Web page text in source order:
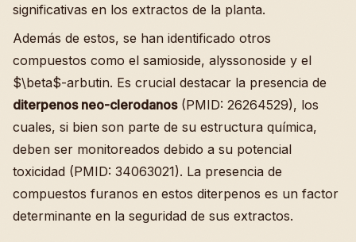
significativas en los extractos de la planta.
Además de estos, se han identificado otros
compuestos como el samioside, alyssonoside y el
$\beta$-arbutin. Es crucial destacar la presencia de
diterpenos neo-clerodanos(PMID: 26264529), los
cuales, si bien son parte de su estructura química,
deben ser monitoreados debido a su potencial
toxicidad (PMID: 34063021). La presencia de
compuestos furanos en estos diterpenos es un factor
determinante en la seguridad de sus extractos.